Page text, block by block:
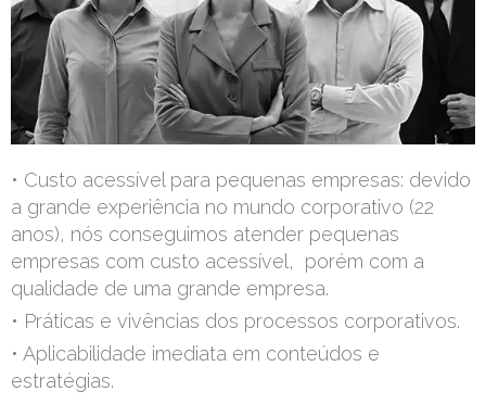
• Custo acessível para pequenas empresas: devido
a grande experiência no mundo corporativo (22
anos), nós conseguimos atender pequenas
empresas com custo acessível, porém com a
qualidade de uma grande empresa.
• Práticas e vivências dos processos corporativos.
• Aplicabilidade imediata em conteúdos e
estratégias.